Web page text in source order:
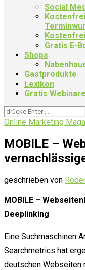
Social
Gratis E-
Shops
Gastprodukte
Lexikon
Gratis Webinare
Online Marketing
MOBILE –
geschrieben von
MOBILE –
Deeplinking
Eine Suchmaschinen
Searchmetrics hat
deutschen Webseiten